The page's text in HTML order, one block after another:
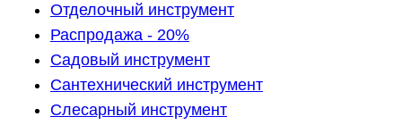
Отделочный инструмент
Распродажа - 20%
Садовый инструмент
Сантехнический инструмент
Слесарный инструмент